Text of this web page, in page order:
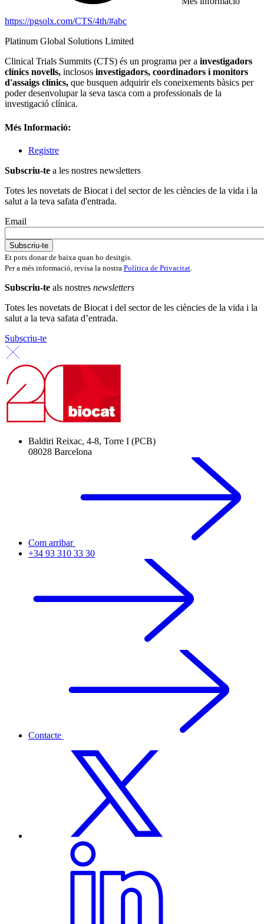
https://pgsolx.com/CTS/4th/#abc
Platinum Global Solutions Limited
Clinical Trials Summits (CTS) és un programa per a investigadors
clínics novells, inclosos investigadors, coordinadors i monitors
d'assaigs clínics, que busquen adquirir els coneixements bàsics per
poder desenvolupar la seva tasca com a professionals de la
investigació clínica.
Més Informació:
Registre
Subscriu-te a les nostres newsletters
Totes les novetats de Biocat i del sector de les ciències de la vida i la
salut a la teva safata d'entrada.
Email
Et pots donar de baixa quan ho desitgis.
Per a més informació, revisa la nostra Política de Privacitat
Subscriu-te als nostres newsletters
Totes les novetats de Biocat i del sector de les ciències de la vida i la
salut a la teva safata d’entrada.
Subscriu-te
Baldiri Reixac, 4-8, Torre I (PCB)
08028 Barcelona
Com arribar
+34 93 310 33 30
Contacte